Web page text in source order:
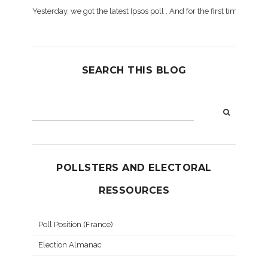
Yesterday, we got the latest Ipsos poll . And for the first time
SEARCH THIS BLOG
POLLSTERS AND ELECTORAL
RESSOURCES
Poll Position (France)
Election Almanac